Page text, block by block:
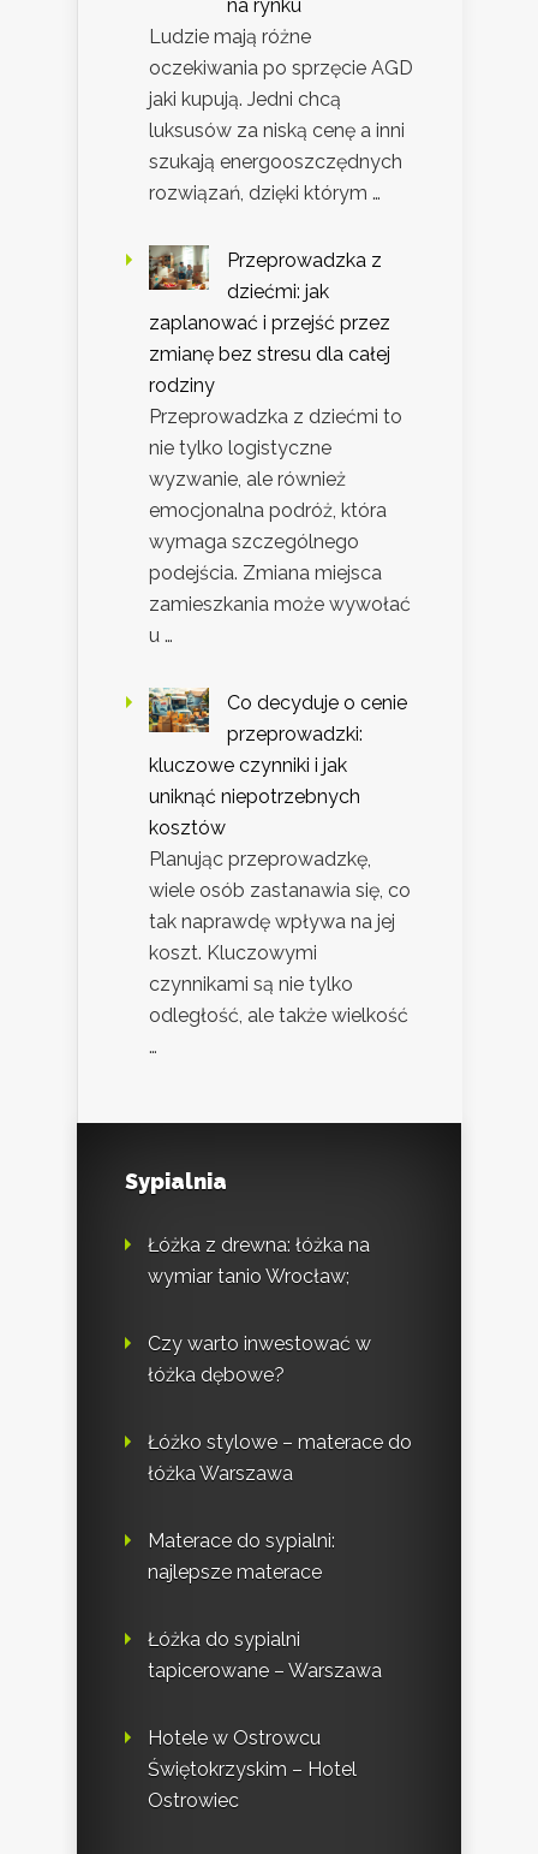
na rynku
Ludzie mają różne
oczekiwania po sprzęcie AGD
jaki kupują. Jedni chcą
luksusów za niską cenę a inni
szukają energooszczędnych
rozwiązań, dzięki którym …
Przeprowadzka z
dziećmi: jak
zaplanować i przejść przez
zmianę bez stresu dla całej
rodziny
Przeprowadzka z dziećmi to
nie tylko logistyczne
wyzwanie, ale również
emocjonalna podróż, która
wymaga szczególnego
podejścia. Zmiana miejsca
zamieszkania może wywołać
u …
Co decyduje o cenie
przeprowadzki:
kluczowe czynniki i jak
uniknąć niepotrzebnych
kosztów
Planując przeprowadzkę,
wiele osób zastanawia się, co
tak naprawdę wpływa na jej
koszt. Kluczowymi
czynnikami są nie tylko
odległość, ale także wielkość
…
Sypialnia
Łóżka z drewna: łóżka na
wymiar tanio Wrocław;
Czy warto inwestować w
łóżka dębowe?
Łóżko stylowe – materace do
łóżka Warszawa
Materace do sypialni:
najlepsze materace
Łóżka do sypialni
tapicerowane – Warszawa
Hotele w Ostrowcu
Świętokrzyskim – Hotel
Ostrowiec